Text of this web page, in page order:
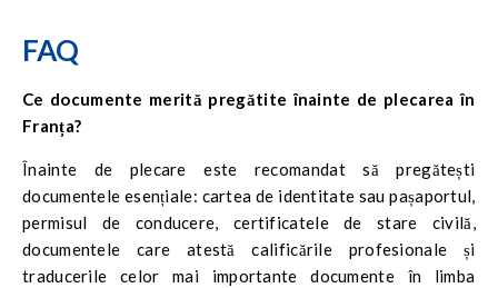
FAQ
Ce documente merită pregătite înainte de plecarea în
Franța?
Înainte de plecare este recomandat să pregătești
documentele esențiale: cartea de identitate sau pașaportul,
permisul de conducere, certificatele de stare civilă,
documentele care atestă calificările profesionale și
traducerile celor mai importante documente în limba